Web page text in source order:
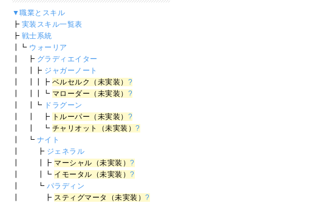
▼職業とスキル
┣ 実装スキル一覧表
┣ 戦士系統
┃┗ ウォーリア
┃ ┣ グラディエイター
┃ ┃┣ ジャガーノート
┃ ┃┃┣ ベルセルク（未実装） ?
┃ ┃┃┗ マローダー（未実装） ?
┃ ┃┗ ドラグーン
┃ ┃ ┣ トルーパー（未実装） ?
┃ ┃ ┗ チャリオット（未実装）?
┃ ┗ ナイト
┃ ┣ ジェネラル
┃ ┃┣ マーシャル（未実装）?
┃ ┃┗ イモータル（未実装）?
┃ ┗ パラディン
┃ ┣ スティグマータ（未実装）?